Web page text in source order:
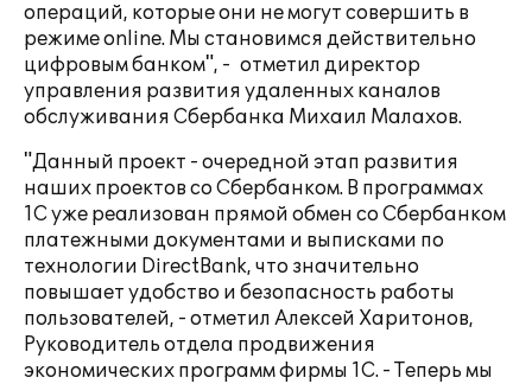
операций, которые они не могут совершить в
режиме online. Мы становимся действительно
цифровым банком", - отметил директор
управления развития удаленных каналов
обслуживания Сбербанка Михаил Малахов.
"Данный проект - очередной этап развития
наших проектов со Сбербанком. В программах
1С уже реализован прямой обмен со Сбербанком
платежными документами и выписками по
технологии DirectBank, что значительно
повышает удобство и безопасность работы
пользователей, - отметил Алексей Харитонов,
Руководитель отдела продвижения
экономических программ фирмы 1С. - Теперь мы